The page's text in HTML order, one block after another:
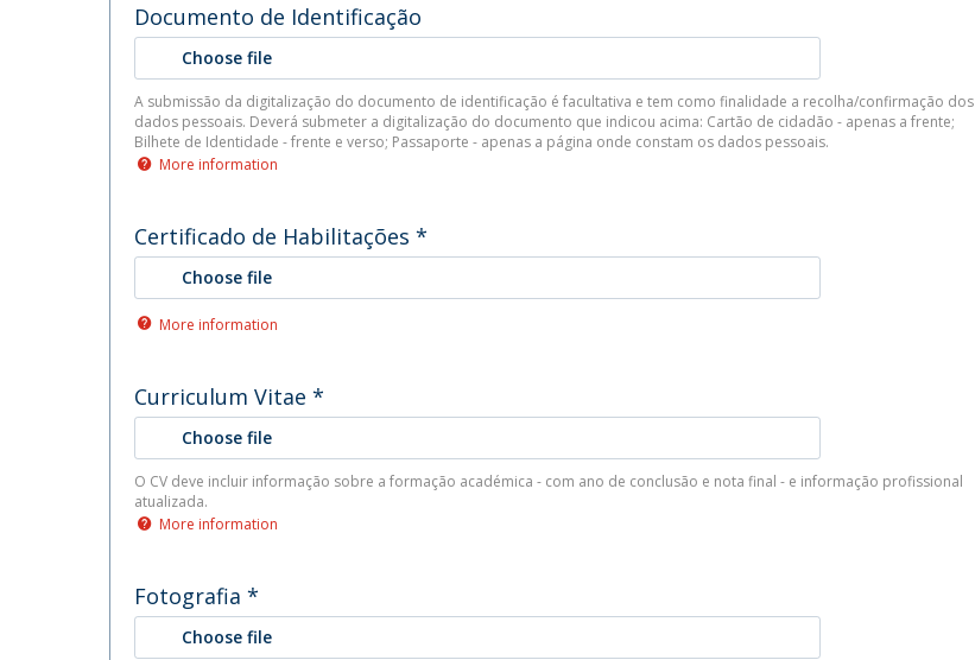
Documento de Identificação
Choose file
A submissão da digitalização do documento de identificação é facultativa e tem como finalidade a recolha/confirmação dos
dados pessoais. Deverá submeter a digitalização do documento que indicou acima: Cartão de cidadão - apenas a frente;
Bilhete de Identidade - frente e verso; Passaporte - apenas a página onde constam os dados pessoais.
More information
Certificado de Habilitações *
Choose file
More information
Curriculum Vitae *
Choose file
O CV deve incluir informação sobre a formação académica - com ano de conclusão e nota final - e informação profissional
atualizada.
More information
Fotografia *
Choose file